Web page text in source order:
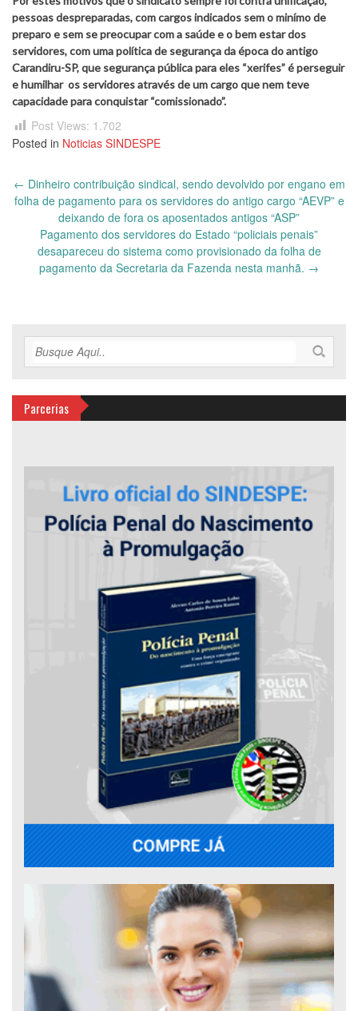
pessoas despreparadas, com cargos indicados sem o minímo de
preparo e sem se preocupar com a saúde e o bem estar dos
servidores, com uma política de segurança da época do antigo
Carandiru-SP, que segurança pública para eles “xerifes” é perseguir
e humilhar os servidores através de um cargo que nem teve
capacidade para conquistar “comissionado”.
Post Views: 1.702
Posted in Noticias SINDESPE
Post
navigation
← Dinheiro contribuição sindical, sendo devolvido por engano em
folha de pagamento para os servidores do antigo cargo “AEVP” e
deixando de fora os aposentados antigos “ASP”
Pagamento dos servidores do Estado “policiais penais”
desapareceu do sistema como provisionado da folha de
pagamento da Secretaria da Fazenda nesta manhã. →
Parcerias